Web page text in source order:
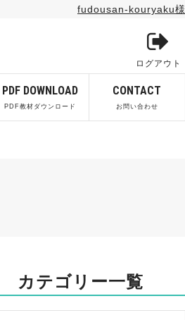
fudousan-kouryaku様
ログアウト
PDF DOWNLOAD
PDF教材ダウンロード
CONTACT
お問い合わせ
カテゴリー一覧